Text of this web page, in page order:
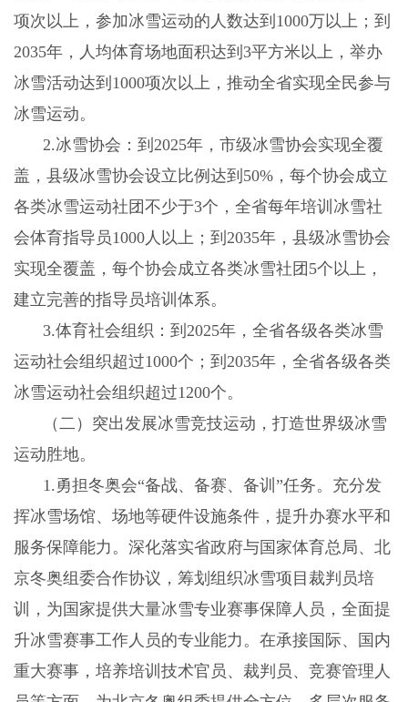
项次以上，参加冰雪运动的人数达到 1000万以上；到
2035年，人均体育场地面积达到 3平方米以上，举办
冰雪活动达到 1000项次以上，推动全省实现全民参与
冰雪运动。
2.冰雪协会：到 2025年，市级冰雪协会实现全覆
盖，县级冰雪协会设立比例达到 50% ，每个协会成立
各类冰雪运动社团不少于3个，全省每年培训冰雪社
会体育指导员1000 人以上；到 2035年，县级冰雪协会
实现全覆盖，每个协会成立各类冰雪社团 5个以上，
建立完善的指导员培训体系。
3.体育社会组织：到 2025年，全省各级各类冰雪
运动社会组织超过1000个；到 2035年，全省各级各类
冰雪运动社会组织超过1200个。
（二）突出发展冰雪竞技运动，打造世界级冰雪
运动胜地。
1.勇担冬奥会“备战、备赛、备训”任务。充分发
挥冰雪场馆、场地等硬件设施条件，提升办赛水平和
服务保障能力。深化落实省政府与国家体育总局、北
京冬奥组委合作协议，筹划组织冰雪项目裁判员培
训，为国家提供大量冰雪专业赛事保障人员，全面提
升冰雪赛事工作人员的专业能力。在承接国际、国内
重大赛事，培养培训技术官员、裁判员、竞赛管理人